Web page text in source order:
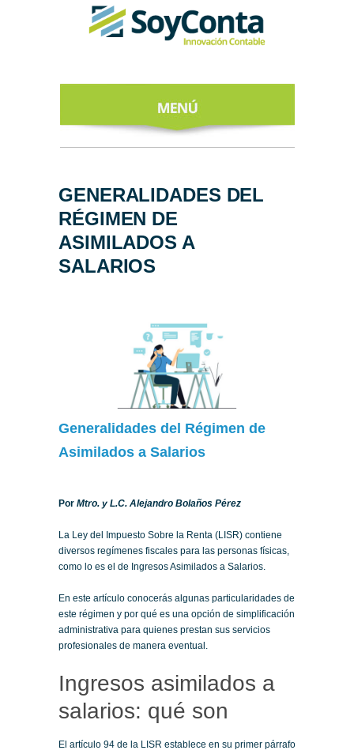
ACERCA DE
NUESTROS
EXPERTOS
TODO SOBRE
AL NEWSLETTER
GENERALIDADES DEL
RÉGIMEN DE
ASIMILADOS A
SALARIOS
Generalidades del Régimen de
Asimilados a Salarios
Por Mtro. y L.C. Alejandro Bolaños Pérez
La Ley del Impuesto Sobre la Renta (LISR) contiene
diversos regímenes fiscales para las personas físicas,
como lo es el de Ingresos Asimilados a Salarios.
En este artículo conocerás algunas particularidades de
este régimen y por qué es una opción de simplificación
administrativa para quienes prestan sus servicios
profesionales de manera eventual.
Ingresos asimilados a
salarios: qué son
El artículo 94 de la LISR establece en su primer párrafo